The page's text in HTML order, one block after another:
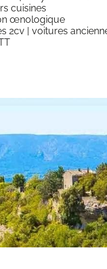
cuisines
œnologique
2cv | voitures